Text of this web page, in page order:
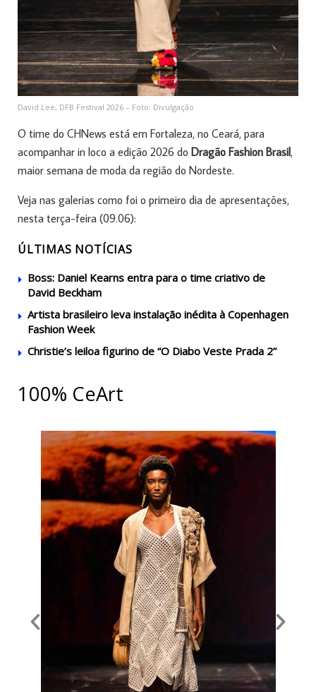
David Lee, DFB Festival 2026 – Foto: Divulgação
O time do CHNews está em Fortaleza, no Ceará, para
acompanhar in loco a edição 2026 do Dragão Fashion Brasil,
maior semana de moda da região do Nordeste.
Veja nas galerias como foi o primeiro dia de apresentações,
nesta terça-feira (09.06):
ÚLTIMAS NOTÍCIAS
Boss: Daniel Kearns entra para o time criativo de
David Beckham
Artista brasileiro leva instalação inédita à Copenhagen
Fashion Week
Christie’s leiloa figurino de “O Diabo Veste Prada 2”
100% CeArt